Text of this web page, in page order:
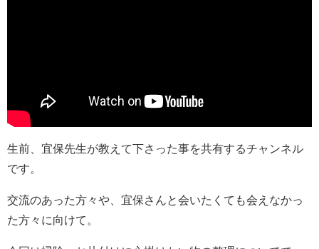
生前、宜保先生が教えて下さった事を共有するチャンネル
です。
交流のあった方々や、宜保さんと会いたくても会えなかっ
た方々に向けて。